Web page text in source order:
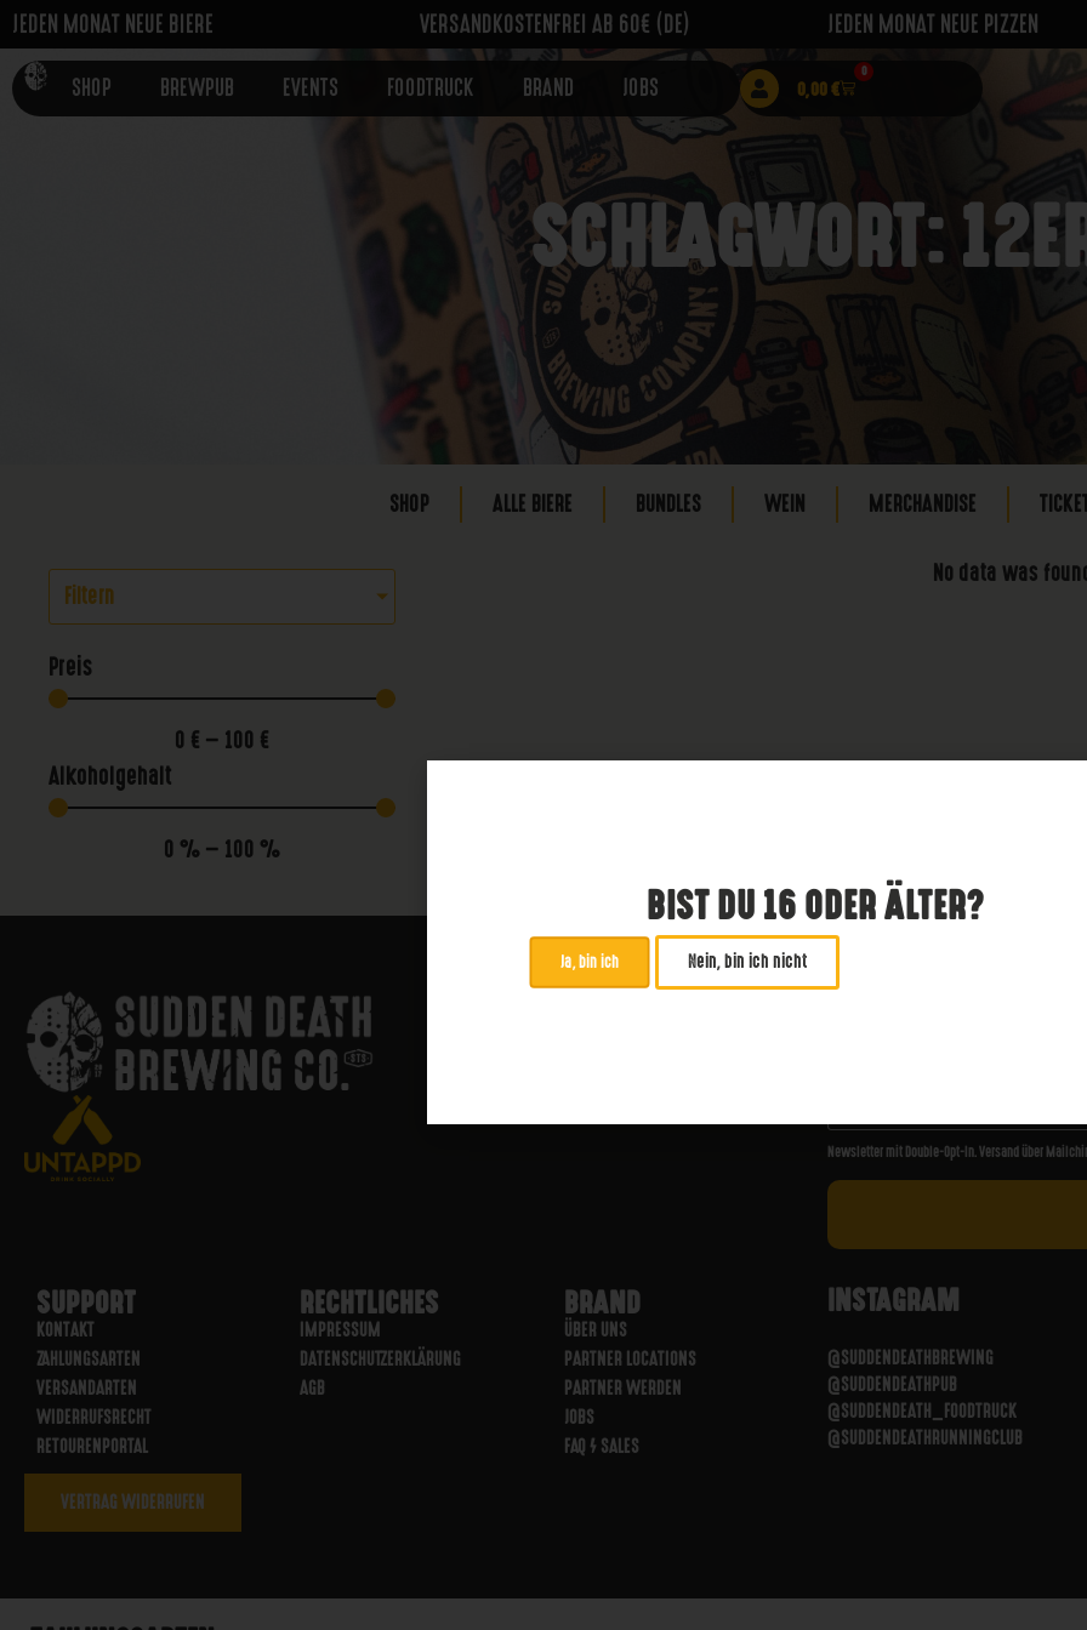
JEDEN MONAT NEUE BIERE VERSANDKOSTENFREI AB 60€ (DE) JEDEN MONAT NEUE PIZZEN
SHOP BREWPUB EVENTS FOODTRUCK BRAND JOBS 0,00€
0
SCHLAGWORT:
SHOP ALLE BIERE BUNDLES WEIN MERCHANDISE
Filtern
Preis
0 € — 100 €
Alkoholgehalt
0 % — 100 %
No data was found
ABONNIERE UNSEREN
Newsletter mit Double-Opt-In. Versand über
SUPPORT
KONTAKT
ZAHLUNGSARTEN
VERSANDARTEN
WIDERRUFSRECHT
RETOURENPORTAL
RECHTLICHES
IMPRESSUM
DATENSCHUTZERKLÄRUNG
AGB
BRAND
ÜBER UNS
PARTNER LOCATIONS
PARTNER WERDEN
JOBS
FAQ / SALES
INSTAGRAM
@SUDDENDEATHBREWING
@SUDDENDEATHPUB
@SUDDENDEATH_FOODTRUCK
@SUDDENDEATHRUNNINGCLUB
VERTRAG WIDERRUFEN
BIST DU 16 ODER ÄLTER?
Ja, bin ich Nein, bin ich nicht